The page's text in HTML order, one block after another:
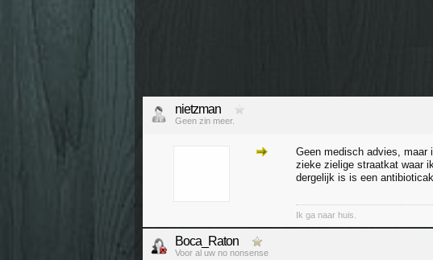
nietzman
Geen zin meer.
Geen medisch advies, maar
zieke zielige straatkat waar
dergelijk is is een
Ik ga naar huis.
Boca_Raton
Voor al uw no nonsense